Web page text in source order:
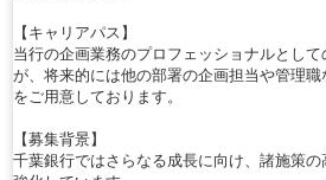
【キャリアパス】
当行の企画業務のプロフェッショナルとし
が、将来的には他の部署の企画担当や管理
をご用意しております。
【募集背景】
千葉銀行ではさらなる成長に向け、諸施策